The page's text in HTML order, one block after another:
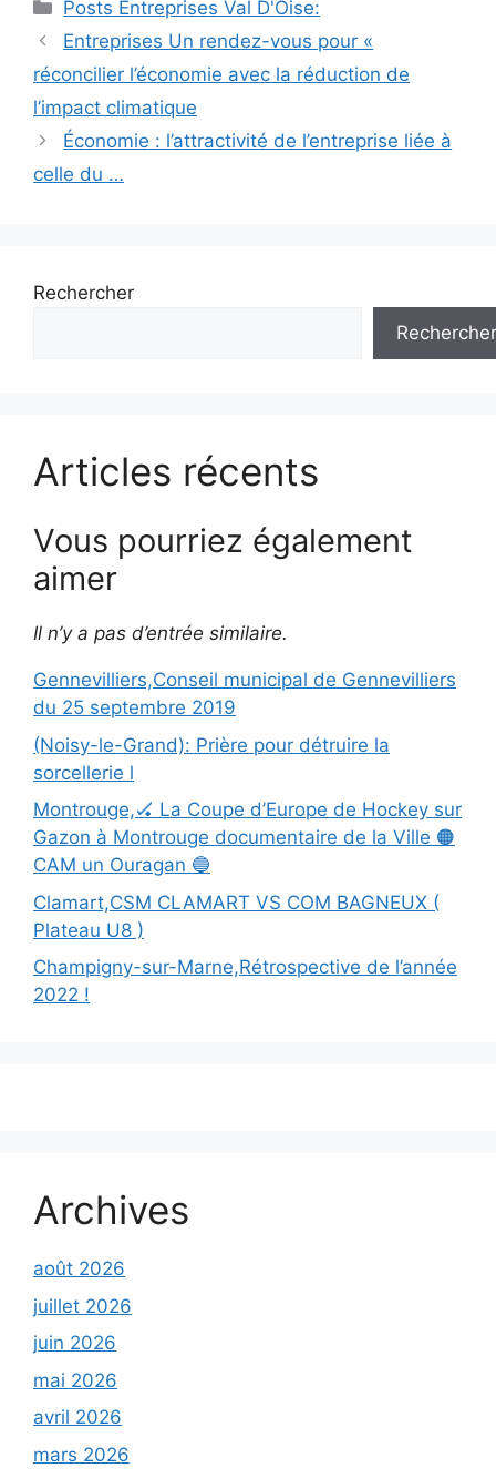
Posts Entreprises Val D'Oise:
Navigation
des
Entreprises Un rendez-vous pour «
réconcilier l’économie avec la réduction de
l’impact climatique
Économie : l’attractivité de l’entreprise liée à
celle du …
Rechercher
Rechercher
Articles récents
Vous pourriez également
aimer
Il n’y a pas d’entrée similaire.
Gennevilliers,Conseil municipal de Gennevilliers
du 25 septembre 2019
(Noisy-le-Grand): Prière pour détruire la
sorcellerie l
Montrouge,🏑 La Coupe d’Europe de Hockey sur
Gazon à Montrouge documentaire de la Ville 🟠
CAM un Ouragan 🔵
Clamart,CSM CLAMART VS COM BAGNEUX (
Plateau U8 )
Champigny-sur-Marne,Rétrospective de l’année
2022 !
Archives
août 2026
juillet 2026
juin 2026
mai 2026
avril 2026
mars 2026